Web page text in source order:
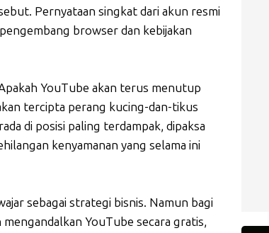
Pernyataan singkat dari akun resmi
browser dan kebijakan
YouTube akan terus menutup
tercipta perang kucing-dan-tikus
di posisi paling terdampak, dipaksa
kenyamanan yang selama ini
sebagai strategi bisnis. Namun bagi
YouTube secara gratis,